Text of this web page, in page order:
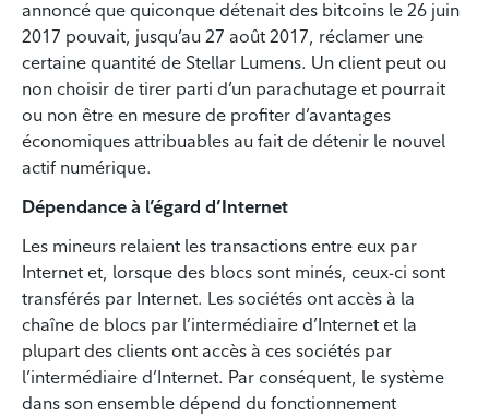
annoncé que quiconque détenait des bitcoins le 26 juin
2017 pouvait, jusqu’au 27 août 2017, réclamer une
certaine quantité de Stellar Lumens. Un client peut ou
non choisir de tirer parti d’un parachutage et pourrait
ou non être en mesure de profiter d’avantages
économiques attribuables au fait de détenir le nouvel
actif numérique.
Dépendance à l’égard d’Internet
Les mineurs relaient les transactions entre eux par
Internet et, lorsque des blocs sont minés, ceux-ci sont
transférés par Internet. Les sociétés ont accès à la
chaîne de blocs par l’intermédiaire d’Internet et la
plupart des clients ont accès à ces sociétés par
l’intermédiaire d’Internet. Par conséquent, le système
dans son ensemble dépend du fonctionnement